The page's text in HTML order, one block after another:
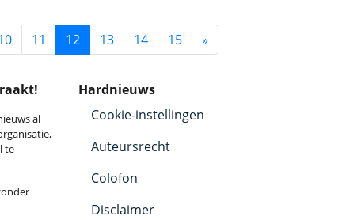
11 12 13 14 15 »
al
te
Hardnieuws
Cookie-instellingen
Auteursrecht
Colofon
Disclaimer